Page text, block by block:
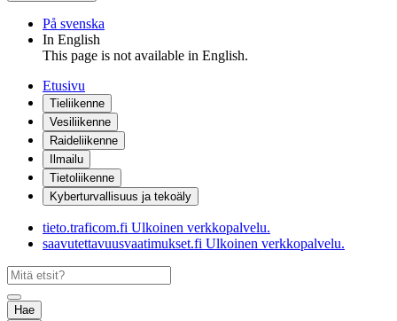
På svenska
In English
This page is not available in English.
Etusivu
Tieliikenne
Vesiliikenne
Raideliikenne
Ilmailu
Tietoliikenne
Kyberturvallisuus ja tekoäly
tieto.traficom.fi Ulkoinen verkkopalvelu.
saavutettavuusvaatimukset.fi Ulkoinen verkkopalvelu.
Hae